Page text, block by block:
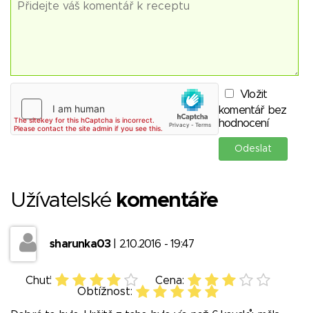
Vložit
komentář bez
hodnocení
Užívatelské komentáře
sharunka03| 2.10.2016 - 19:47
Chuť:
Cena:
Obtížnost: